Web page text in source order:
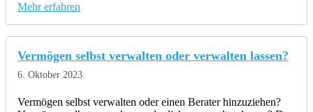
Mehr erfahren
Vermögen selbst verwalten oder verwalten lassen?
6. Oktober 2023
Vermögen selbst verwalten oder einen Berater hinzuziehen?